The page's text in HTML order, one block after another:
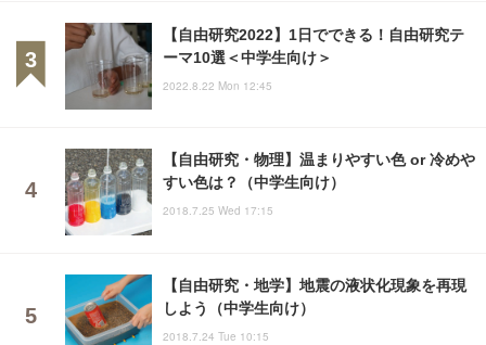
【自由研究2022】1日でできる！自由研究テ
ーマ10選＜中学生向け＞
2022.8.22 Mon 12:45
【自由研究・物理】温まりやすい色 or 冷めや
すい色は？（中学生向け）
2018.7.25 Wed 17:15
【自由研究・地学】地震の液状化現象を再現
しよう（中学生向け）
2018.7.24 Tue 10:15